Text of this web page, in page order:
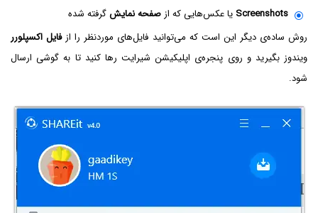
Screenshots یا عکس‌هایی که از صفحه نمایشگرفته شده
روش ساده‌ی دیگر این است که می‌توانید فایل‌های موردنظر را ازفایل اکسپلورر
ویندوز بگیرید و روی پنجره‌ی اپلیکیشن شیرایت رها کنید تا به گوشی ارسال
شود.